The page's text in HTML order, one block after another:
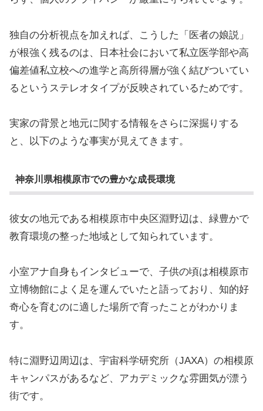
独自の分析視点を加えれば、こうした「医者の娘説」
が根強く残るのは、日本社会において私立医学部や高
偏差値私立校への進学と高所得層が強く結びついてい
るというステレオタイプが反映されているためです。
実家の背景と地元に関する情報をさらに深掘りする
と、以下のような事実が見えてきます。
神奈川県相模原市での豊かな成長環境
彼女の地元である相模原市中央区淵野辺は、緑豊かで
教育環境の整った地域として知られています。
小室アナ自身もインタビューで、子供の頃は相模原市
立博物館によく足を運んでいたと語っており、知的好
奇心を育むのに適した場所で育ったことがわかりま
す。
特に淵野辺周辺は、宇宙科学研究所（JAXA）の相模原
キャンパスがあるなど、アカデミックな雰囲気が漂う
街です。